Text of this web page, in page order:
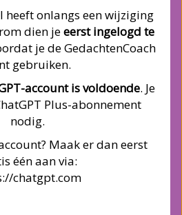
heeft onlangs een wijziging
dien jeeerst ingelogd te
je de GedachtenCoach
gebruiken.
account is voldoende. Je
Plus-abonnement
nodig.
Maak er dan eerst
één aan via:
chatgpt.com